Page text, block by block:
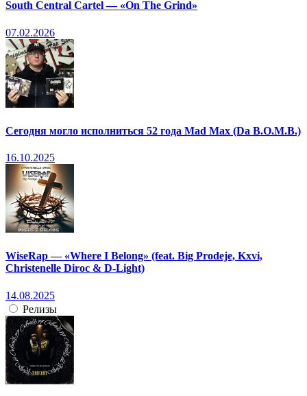
South Central Cartel — «On The Grind»
07.02.2026
Сегодня могло исполниться 52 года Mad Max (Da B.O.M.B.)
16.10.2025
WiseRap — «Where I Belong» (feat. Big Prodeje, Kxvi,
Christenelle Diroc & D-Light)
14.08.2025
Релизы